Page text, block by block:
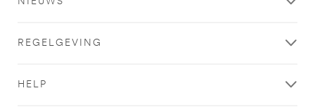
REGELGEVING
HELP